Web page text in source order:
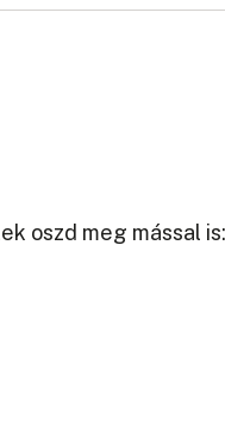
oszd meg mással is: